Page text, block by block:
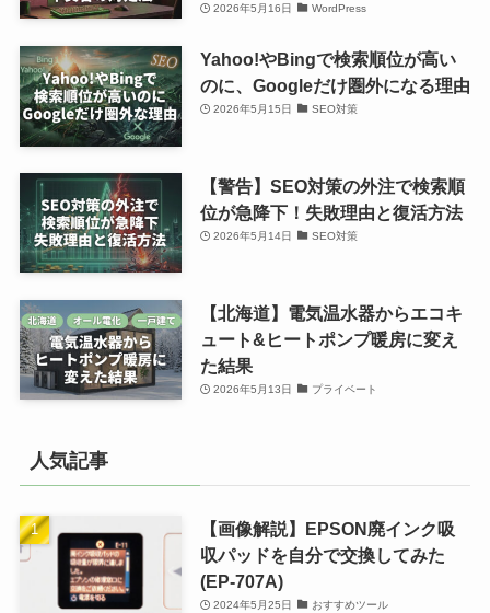
2026年5月16日 WordPress
Yahoo!やBingで検索順位が高い
のに、Googleだけ圏外になる理由
2026年5月15日 SEO対策
【警告】SEO対策の外注で検索順
位が急降下！失敗理由と復活方法
2026年5月14日 SEO対策
【北海道】電気温水器からエコキ
ュート&ヒートポンプ暖房に変え
た結果
2026年5月13日 プライベート
人気記事
【画像解説】EPSON廃インク吸
収パッドを自分で交換してみた
(EP-707A)
2024年5月25日 おすすめツール